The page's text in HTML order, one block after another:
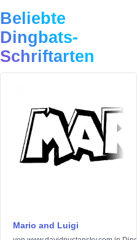
Beliebte
Dingbats-
Schriftarten
Mario and Luigi